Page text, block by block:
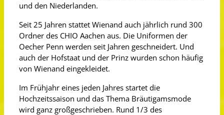
und den Niederlanden.
Seit 25 Jahren stattet Wienand auch jährlich rund 300
Ordner des CHIO Aachen aus. Die Uniformen der
Oecher Penn werden seit Jahren geschneidert. Und
auch der Hofstaat und der Prinz wurden schon häufig
von Wienand eingekleidet.
Im Frühjahr eines jeden Jahres startet die
Hochzeitssaison und das Thema Bräutigamsmode
wird ganz großgeschrieben. Rund 1/3 des